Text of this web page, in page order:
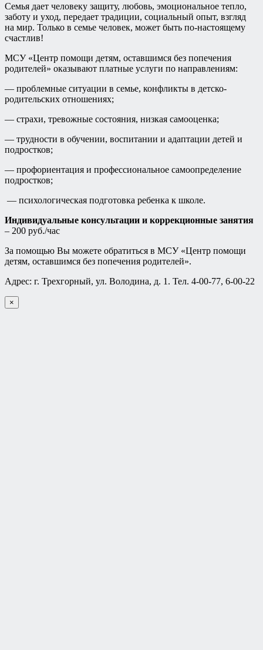
Семья дает человеку защиту, любовь, эмоциональное тепло,
заботу и уход, передает традиции, социальный опыт, взгляд
на мир. Только в семье человек, может быть по-настоящему
счастлив!
МСУ «Центр помощи детям, оставшимся без попечения
родителей» оказывают платные услуги по направлениям:
— проблемные ситуации в семье, конфликты в детско-
родительских отношениях;
— страхи, тревожные состояния, низкая самооценка;
— трудности в обучении, воспитании и адаптации детей и
подростков;
— профориентация и профессиональное самоопределение
подростков;
— психологическая подготовка ребенка к школе.
Индивидуальные консультации и коррекционные занятия
– 200 руб./час
За помощью Вы можете обратиться в МСУ «Центр помощи
детям, оставшимся без попечения родителей».
Адрес: г. Трехгорный, ул. Володина, д. 1. Тел. 4-00-77, 6-00-22
×